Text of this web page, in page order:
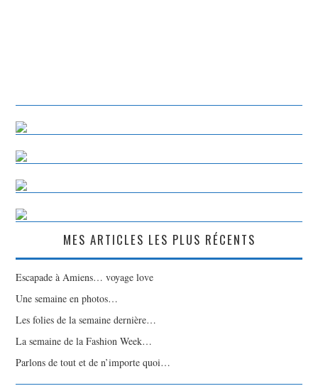
MES ARTICLES LES PLUS RÉCENTS
Escapade à Amiens… voyage love
Une semaine en photos…
Les folies de la semaine dernière…
La semaine de la Fashion Week…
Parlons de tout et de n’importe quoi…